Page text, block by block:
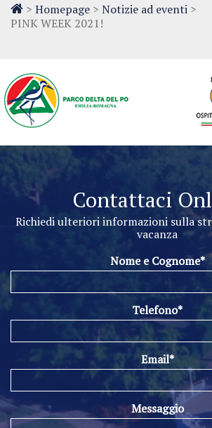
> Homepage > Notizie ad eventi >
PINK WEEK 2021!
Contattaci
Richiedi ulteriori informazioni sulla
vacanza
Nome e Cognome*
Telefono*
Email*
Messaggio